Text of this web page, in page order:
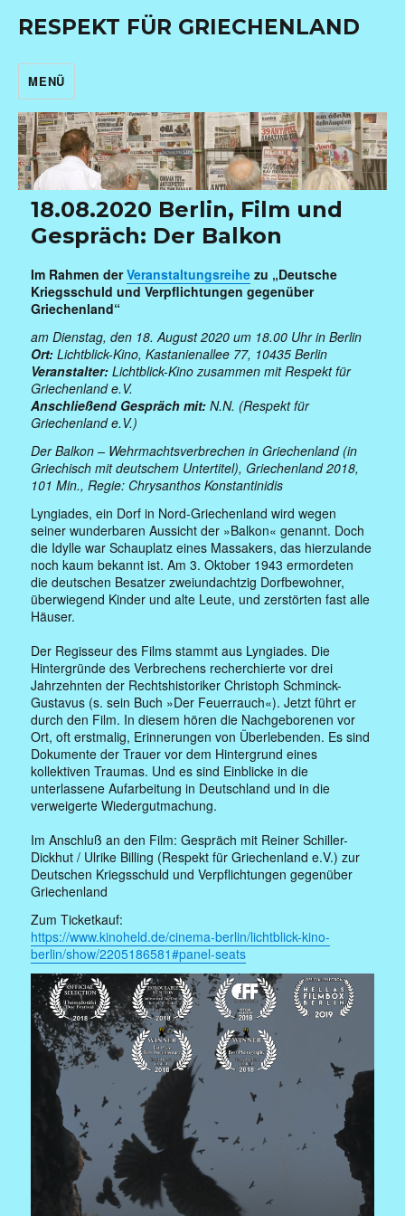
RESPEKT FÜR GRIECHENLAND
MENÜ
18.08.2020 Berlin, Film und
Gespräch: Der Balkon
Im Rahmen derVeranstaltungsreihe zu „Deutsche
Kriegsschuld und Verpflichtungen gegenüber
Griechenland“
am Dienstag, den 18. August 2020 um 18.00 Uhr in Berlin
Ort: Lichtblick-Kino, Kastanienallee 77, 10435 Berlin
Veranstalter: Lichtblick-Kino zusammen mit Respekt für
Griechenland e.V.
Anschließend Gespräch mit: N.N. (Respekt für
Griechenland e.V.)
Der Balkon – Wehrmachtsverbrechen in Griechenland (in
Griechisch mit deutschem Untertitel), Griechenland 2018,
101 Min., Regie: Chrysanthos Konstantinidis
Lyngiades, ein Dorf in Nord-Griechenland wird wegen
seiner wunderbaren Aussicht der »Balkon« genannt. Doch
die Idylle war Schauplatz eines Massakers, das hierzulande
noch kaum bekannt ist. Am 3. Oktober 1943 ermordeten
die deutschen Besatzer zweiundachtzig Dorfbewohner,
überwiegend Kinder und alte Leute, und zerstörten fast alle
Häuser.
Der Regisseur des Films stammt aus Lyngiades. Die
Hintergründe des Verbrechens recherchierte vor drei
Jahrzehnten der Rechtshistoriker Christoph Schminck-
Gustavus (s. sein Buch »Der Feuerrauch«). Jetzt führt er
durch den Film. In diesem hören die Nachgeborenen vor
Ort, oft erstmalig, Erinnerungen von Überlebenden. Es sind
Dokumente der Trauer vor dem Hintergrund eines
kollektiven Traumas. Und es sind Einblicke in die
unterlassene Aufarbeitung in Deutschland und in die
verweigerte Wiedergutmachung.
Im Anschluß an den Film: Gespräch mit Reiner Schiller-
Dickhut / Ulrike Billing (Respekt für Griechenland e.V.) zur
Deutschen Kriegsschuld und Verpflichtungen gegenüber
Griechenland
Zum Ticketkauf:
https://www.kinoheld.de/cinema-berlin/lichtblick-kino-
berlin/show/2205186581#panel-seats